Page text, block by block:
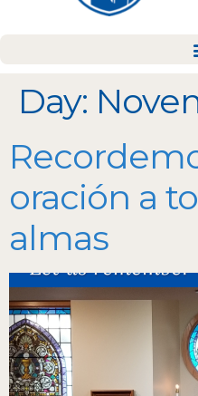
Day:
oración a
almas